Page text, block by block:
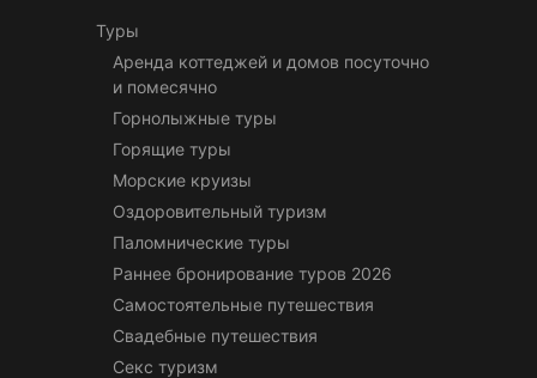
Туры
Аренда коттеджей и домов посуточно
и помесячно
Горнолыжные туры
Горящие туры
Морские круизы
Оздоровительный туризм
Паломнические туры
Раннее бронирование туров 2026
Самостоятельные путешествия
Свадебные путешествия
Секс туризм